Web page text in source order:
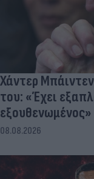
Χάντερ
του: «Έχει
εξουθενωμένος»
08.08.2026